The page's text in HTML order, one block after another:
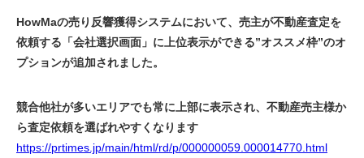
HowMaの売り反響獲得システムにおいて、売主が不動産査定を
依頼する「会社選択画面」に上位表示ができる”オススメ枠”のオ
プションが追加されました。
競合他社が多いエリアでも常に上部に表示され、不動産売主様か
ら査定依頼を選ばれやすくなります
https://prtimes.jp/main/html/rd/p/000000059.000014770.html